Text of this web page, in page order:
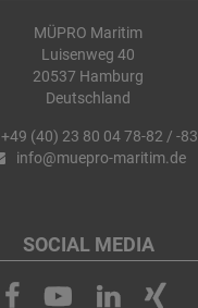
MÜPRO Maritim
Luisenweg 40
20537 Hamburg
Deutschland
+49 (40) 23 80 04 78-82 / -83
info@muepro-maritim.de
SOCIAL MEDIA